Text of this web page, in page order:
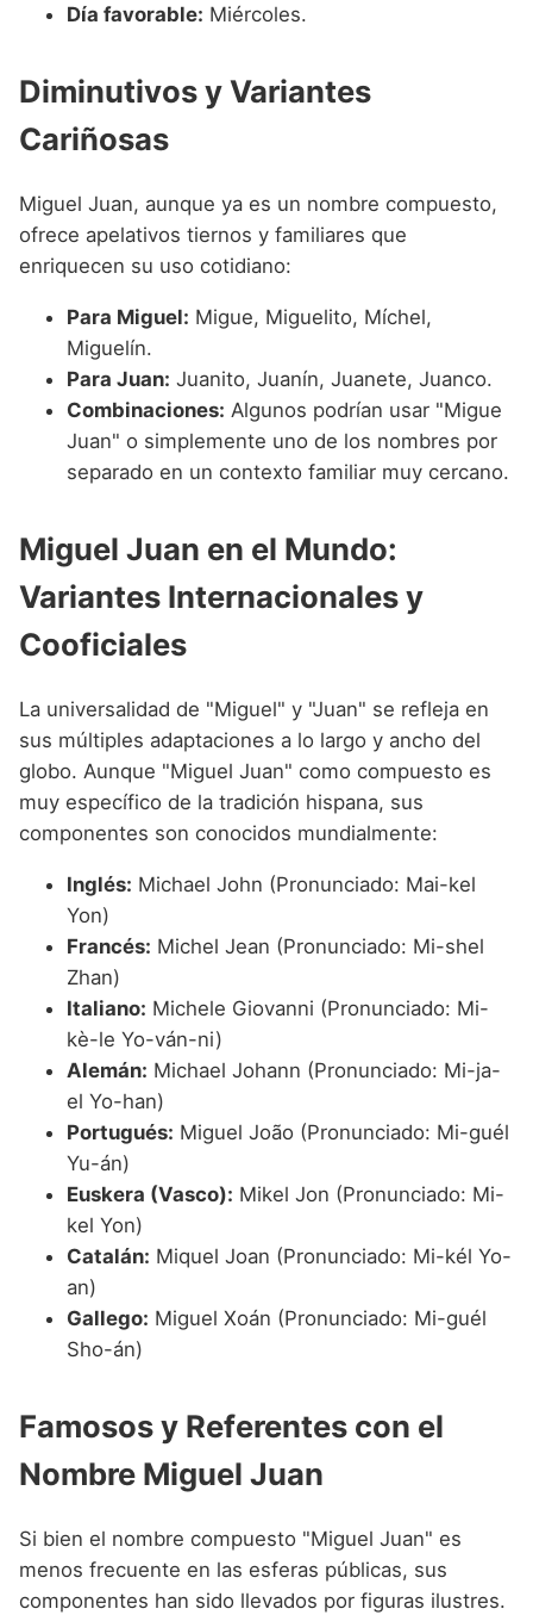
Día favorable: Miércoles.
Diminutivos y Variantes
Cariñosas
Miguel Juan, aunque ya es un nombre compuesto,
ofrece apelativos tiernos y familiares que
enriquecen su uso cotidiano:
Para Miguel: Migue, Miguelito, Míchel,
Miguelín.
Para Juan: Juanito, Juanín, Juanete, Juanco.
Combinaciones: Algunos podrían usar "Migue
Juan" o simplemente uno de los nombres por
separado en un contexto familiar muy cercano.
Miguel Juan en el Mundo:
Variantes Internacionales y
Cooficiales
La universalidad de "Miguel" y "Juan" se refleja en
sus múltiples adaptaciones a lo largo y ancho del
globo. Aunque "Miguel Juan" como compuesto es
muy específico de la tradición hispana, sus
componentes son conocidos mundialmente:
Inglés: Michael John (Pronunciado: Mai-kel
Yon)
Francés: Michel Jean (Pronunciado: Mi-shel
Zhan)
Italiano: Michele Giovanni (Pronunciado: Mi-
kè-le Yo-ván-ni)
Alemán: Michael Johann (Pronunciado: Mi-ja-
el Yo-han)
Portugués: Miguel João (Pronunciado: Mi-guél
Yu-án)
Euskera (Vasco): Mikel Jon (Pronunciado: Mi-
kel Yon)
Catalán: Miquel Joan (Pronunciado: Mi-kél Yo-
an)
Gallego: Miguel Xoán (Pronunciado: Mi-guél
Sho-án)
Famosos y Referentes con el
Nombre Miguel Juan
Si bien el nombre compuesto "Miguel Juan" es
menos frecuente en las esferas públicas, sus
componentes han sido llevados por figuras ilustres.